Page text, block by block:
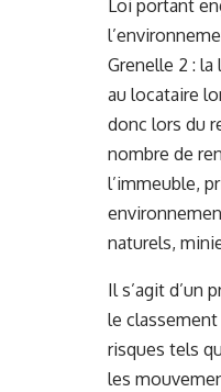
Loi portant
Grenelle 2 :
au locataire
donc lors du
nombre de
l’immeuble,
naturels,
Il s’agit d’un
le classement
risques tels
les